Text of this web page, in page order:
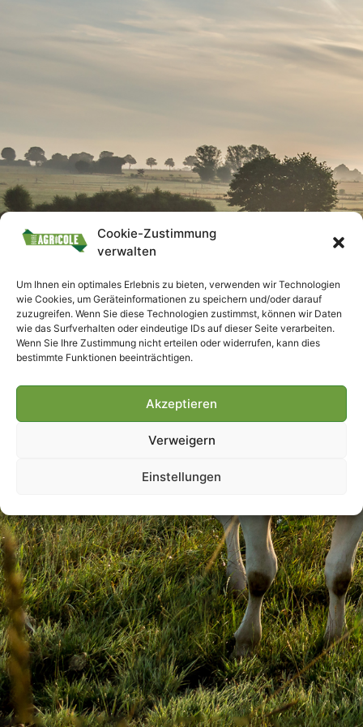
Cookie-Zustimmung
verwalten
Um Ihnen ein optimales Erlebnis zu bieten, verwenden wir Technologien
wie Cookies, um Geräteinformationen zu speichern und/oder darauf
zuzugreifen. Wenn Sie diese Technologien zustimmst, können wir Daten
wie das Surfverhalten oder eindeutige IDs auf dieser Seite verarbeiten.
Wenn Sie Ihre Zustimmung nicht erteilen oder widerrufen, kann dies
bestimmte Funktionen beeinträchtigen.
Akzeptieren
Verweigern
Einstellungen
Villmools Merci! Bis nächst
Joer!